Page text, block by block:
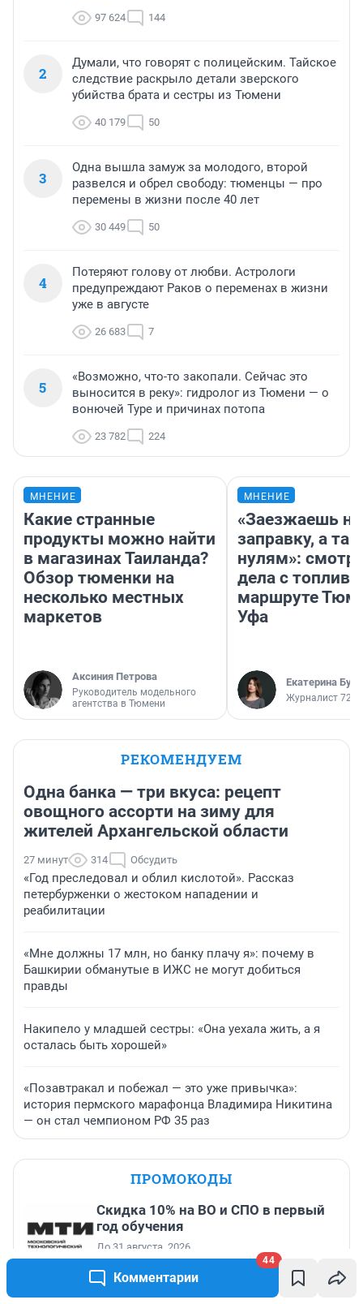
Комментарии
44
97 624 144
2
Думали, что говорят с полицейским. Тайское
следствие раскрыло детали зверского
убийства брата и сестры из Тюмени
40 179 50
3
Одна вышла замуж за молодого, второй
развелся и обрел свободу: тюменцы — про
перемены в жизни после 40 лет
30 449 50
4
Потеряют голову от любви. Астрологи
предупреждают Раков о переменах в жизни
уже в августе
26 683 7
5
«Возможно, что-то закопали. Сейчас это
выносится в реку»: гидролог из Тюмени — о
вонючей Туре и причинах потопа
23 782 224
МНЕНИЕ
Какие странные
продукты можно найти
в магазинах Таиланда?
Обзор тюменки на
несколько местных
маркетов
Аксиния Петрова
Руководитель модельного
агентства в Тюмени
МНЕНИЕ
«Заезжаешь на
заправку, а
нулям»:
дела с
маршруте
Уфа
Екатерина
Журналист
РЕКОМЕНДУЕМ
Одна банка — три вкуса: рецепт
овощного ассорти на зиму для
жителей Архангельской области
27 минут 314 Обсудить
«Год преследовал и облил кислотой». Рассказ
петербурженки о жестоком нападении и
реабилитации
«Мне должны 17 млн, но банку плачу я»: почему в
Башкирии обманутые в ИЖС не могут добиться
правды
Накипело у младшей сестры: «Она уехала жить, а я
осталась быть хорошей»
«Позавтракал и побежал — это уже привычка»:
история пермского марафонца Владимира Никитина
— он стал чемпионом РФ 35 раз
ПРОМОКОДЫ
Скидка 10% на ВО и СПО в первый
год обучения
До 31 августа, 2026
Скидка 500 ₽ на первый заказ от
2000 ₽